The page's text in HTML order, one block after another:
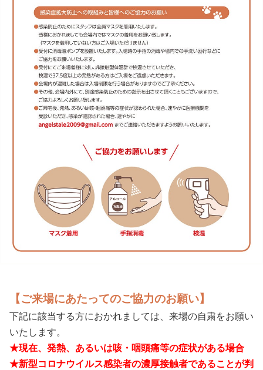
【ご来場にあたってのご協力のお願い】
下記に該当する方におかれましては、来場の自粛をお願い
いたします。
★現在、発熱、あるいは咳・咽頭痛等の症状がある場合
★新型コロナウイルス感染者の濃厚接触者であることが判